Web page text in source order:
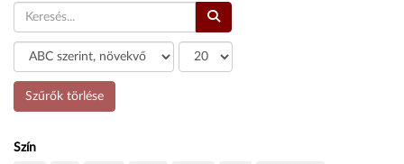
Szűrő
COM_ZUZU_LIST_LIMIT
Szűrők törlése
Szín